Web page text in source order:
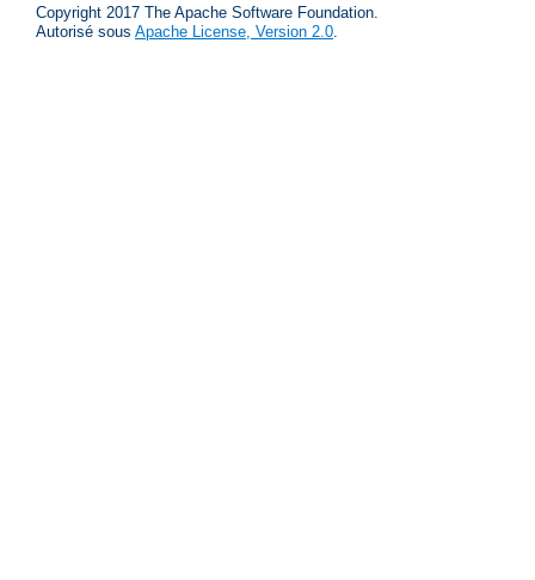
Copyright 2017 The Apache Software Foundation.
Autorisé sous Apache License, Version 2.0